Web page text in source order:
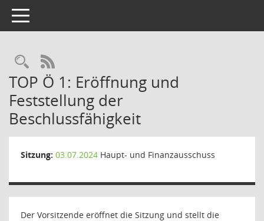
Toggle navigation
Rechercheauswahl
RSS-Feed
TOP Ö 1: Eröffnung und
Feststellung der
Beschlussfähigkeit
Sitzung: 03.07.2024 Haupt- und Finanzausschuss
Der Vorsitzende eröffnet die Sitzung und stellt die